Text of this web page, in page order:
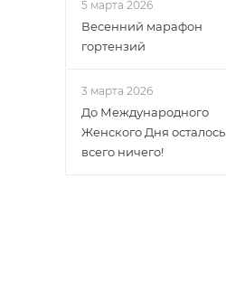
5 марта 2026
Весенний марафон
гортензий
3 марта 2026
До Международного
Женского Дня осталось
всего ничего!